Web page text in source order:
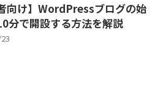
向け】WordPressブログの始
分で開設する方法を解説